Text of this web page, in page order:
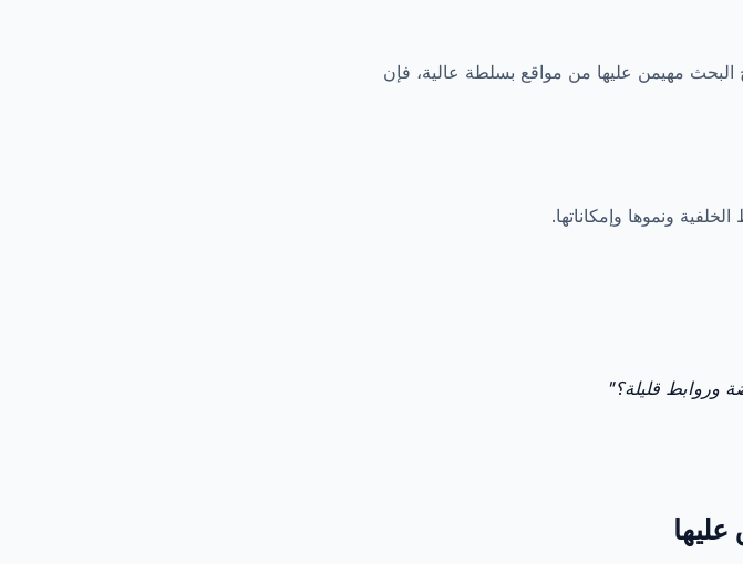
البحث مهيمن عليها من مواقع بسلطة عالية، فإن
ونموها وإمكاناتها.
وروابط قليلة؟"